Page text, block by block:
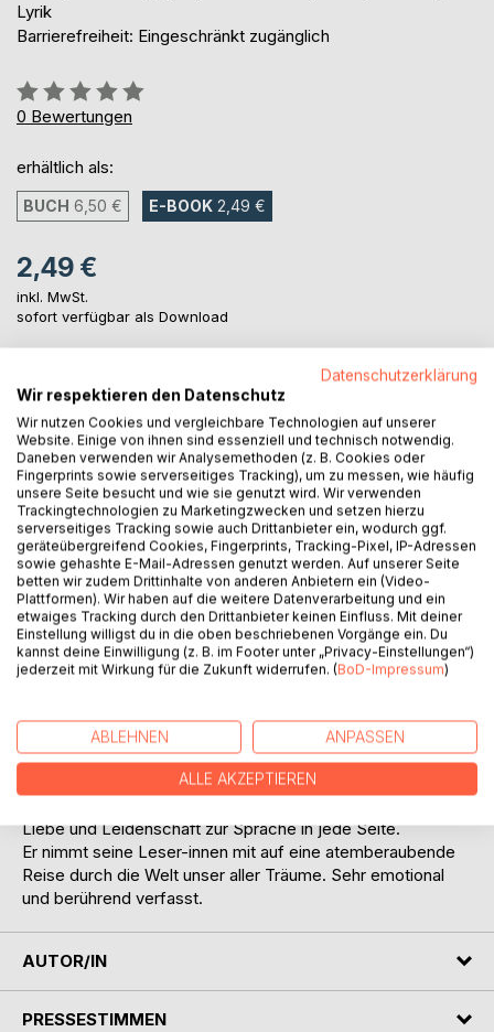
Lyrik
Barrierefreiheit: Eingeschränkt zugänglich
Bewertung::
0%
0 Bewertungen
erhältlich als:
BUCH 6,50 € E-BOOK 2,49 €
2,49 €
inkl. MwSt.
sofort verfügbar als Download
IN DEN WARENKORB
Auf die Merkliste
Titel bewerten
BESCHREIBUNG
Entgegen der Zeit Reihe des Autors.
Neben einer Erzählung der Geschichte über Lebensträume,
befinden sich auch Gedichte in diesem Buch.
Liebe und Leidenschaft zur Sprache in jede Seite.
Er nimmt seine Leser-innen mit auf eine atemberaubende
Reise durch die Welt unser aller Träume. Sehr emotional
und berührend verfasst.
AUTOR/IN
PRESSESTIMMEN
Datenschutzerklärung
Wir respektieren den Datenschutz
Wir nutzen Cookies und vergleichbare Technologien auf unserer
Website. Einige von ihnen sind essenziell und technisch notwendig.
Daneben verwenden wir Analysemethoden (z. B. Cookies oder
Fingerprints sowie serverseitiges Tracking), um zu messen, wie häufig
unsere Seite besucht und wie sie genutzt wird. Wir verwenden
Trackingtechnologien zu Marketingzwecken und setzen hierzu
serverseitiges Tracking sowie auch Drittanbieter ein, wodurch ggf.
geräteübergreifend Cookies, Fingerprints, Tracking-Pixel, IP-Adressen
sowie gehashte E-Mail-Adressen genutzt werden. Auf unserer Seite
betten wir zudem Drittinhalte von anderen Anbietern ein (Video-
Plattformen). Wir haben auf die weitere Datenverarbeitung und ein
etwaiges Tracking durch den Drittanbieter keinen Einfluss. Mit deiner
Einstellung willigst du in die oben beschriebenen Vorgänge ein. Du
kannst deine Einwilligung (z. B. im Footer unter „Privacy-Einstellungen“)
jederzeit mit Wirkung für die Zukunft widerrufen. (BoD-Impressum)
ABLEHNEN ANPASSEN
ALLE AKZEPTIEREN